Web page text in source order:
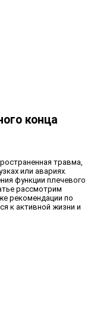
конца
травма,
или авариях.
функции плечевого
рассмотрим
рекомендации по
к активной жизни и